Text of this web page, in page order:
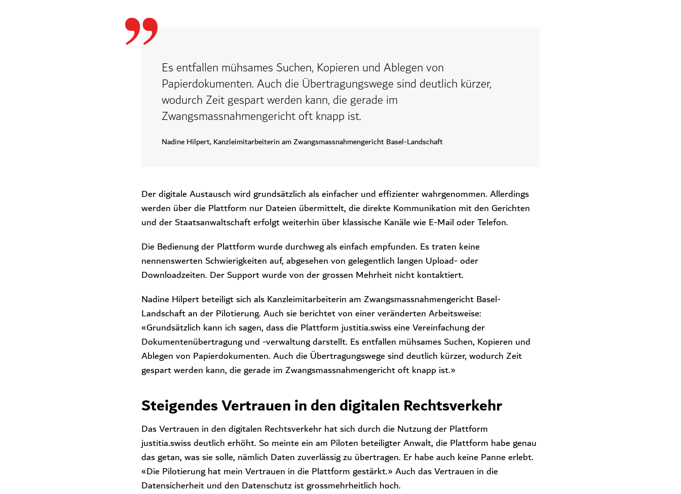
Es entfallen mühsames Suchen, Kopieren und Ablegen von
Papierdokumenten. Auch die Übertragungswege sind deutlich kürzer,
wodurch Zeit gespart werden kann, die gerade im
Zwangsmassnahmengericht oft knapp ist.
Nadine Hilpert, Kanzleimitarbeiterin am Zwangsmassnahmengericht Basel-Landschaft
Der digitale Austausch wird grundsätzlich als einfacher und effizienter wahrgenommen. Allerdings
werden über die Plattform nur Dateien übermittelt, die direkte Kommunikation mit den Gerichten
und der Staatsanwaltschaft erfolgt weiterhin über klassische Kanäle wie E-Mail oder Telefon.
Die Bedienung der Plattform wurde durchweg als einfach empfunden. Es traten keine
nennenswerten Schwierigkeiten auf, abgesehen von gelegentlich langen Upload- oder
Downloadzeiten. Der Support wurde von der grossen Mehrheit nicht kontaktiert.
Nadine Hilpert beteiligt sich als Kanzleimitarbeiterin am Zwangsmassnahmengericht Basel-
Landschaft an der Pilotierung. Auch sie berichtet von einer veränderten Arbeitsweise:
«Grundsätzlich kann ich sagen, dass die Plattform justitia.swiss eine Vereinfachung der
Dokumentenübertragung und -verwaltung darstellt. Es entfallen mühsames Suchen, Kopieren und
Ablegen von Papierdokumenten. Auch die Übertragungswege sind deutlich kürzer, wodurch Zeit
gespart werden kann, die gerade im Zwangsmassnahmengericht oft knapp ist.»
Steigendes Vertrauen in den digitalen Rechtsverkehr
Das Vertrauen in den digitalen Rechtsverkehr hat sich durch die Nutzung der Plattform
justitia.swiss deutlich erhöht. So meinte ein am Piloten beteiligter Anwalt, die Plattform habe genau
das getan, was sie solle, nämlich Daten zuverlässig zu übertragen. Er habe auch keine Panne erlebt.
«Die Pilotierung hat mein Vertrauen in die Plattform gestärkt.» Auch das Vertrauen in die
Datensicherheit und den Datenschutz ist grossmehrheitlich hoch.